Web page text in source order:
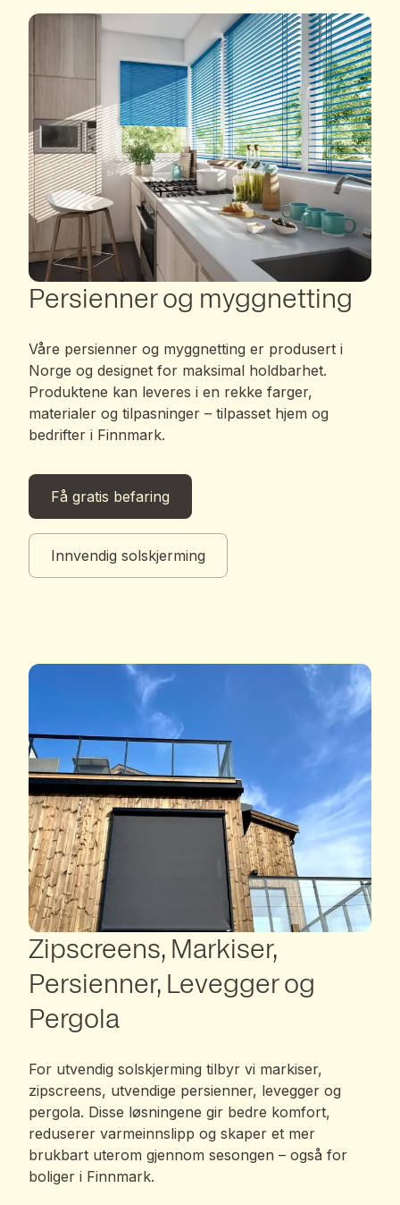
Persienner og myggnetting
Våre persienner og myggnetting er produsert i
Norge og designet for maksimal holdbarhet.
Produktene kan leveres i en rekke farger,
materialer og tilpasninger – tilpasset hjem og
bedrifter i Finnmark.
Få gratis befaring
Innvendig solskjerming
Zipscreens, Markiser,
Persienner, Levegger og
Pergola
For utvendig solskjerming tilbyr vi markiser,
zipscreens, utvendige persienner, levegger og
pergola. Disse løsningene gir bedre komfort,
reduserer varmeinnslipp og skaper et mer
brukbart uterom gjennom sesongen – også for
boliger i Finnmark.